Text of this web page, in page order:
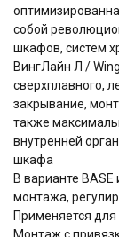
собой
шкафов, систем
ВингЛайн Л /
сверхплавного,
закрывание,
также
внутренней
шкафа
В варианте
монтажа,
Применяется
Монтаж с